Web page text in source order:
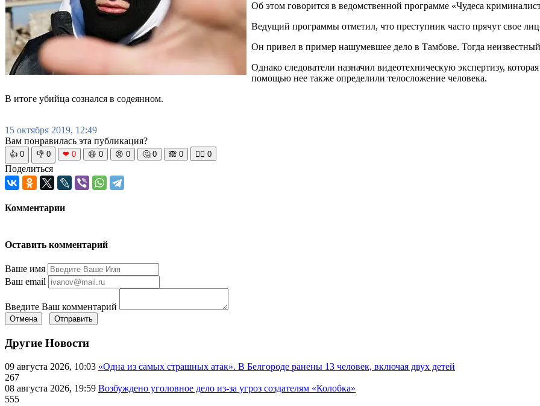
Об этом говорится в ведомственной программе «Чудеса
Ведущий программы отметил, что преступник часто прячут свое
Он привел в пример нашумевшее дело в Тамбове. Тогда
Однако следователи назначил видеотехническую экспертизу,
помощью нее также определили телосложение человека.
В итоге убийца сознался в содеянном.
15 октября 2019, 12:49
Вам понравилась эта публикация?
👍 0 👎 0 ❤ 0 😆 0 😡 0 🤔 0 🙈 0 🧘‍♀️ 0
Поделиться
Комментарии
Оставить комментарий
Ваше имя
Ваш email
Введите Ваш комментарий
Отмена Отправить
Другие Новости
09 августа 2026, 10:03 «Одна из самых страшных атак». В Белгороде ранены 13 человек, включая двух детей
267
08 августа 2026, 19:59 Возбуждено уголовное дело из-за угроз создателям «Колобка»
555